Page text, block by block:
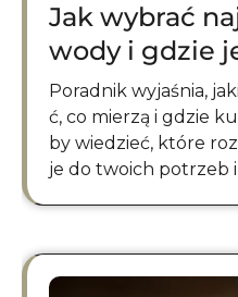
Jak wybrać
wody i gdzie
Poradnik wyjaśnia, jakie testy do wody wybra
ć, co mierzą i gdzie
by wiedzieć, które
je do twoich potrzeb